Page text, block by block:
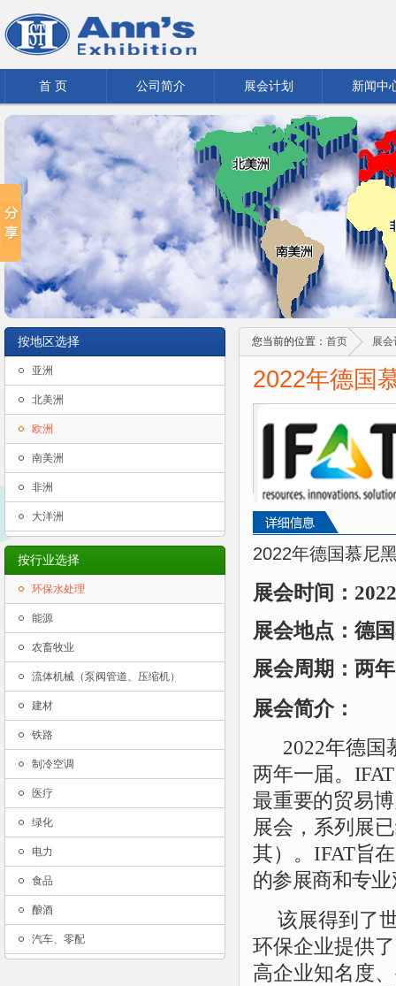
首 页 公司简介 展会计划 新闻中
按地区选择
亚洲
北美洲
欧洲
南美洲
非洲
大洋洲
按行业选择
环保水处理
能源
农畜牧业
流体机械（泵阀管道、压缩机）
建材
铁路
制冷空调
医疗
绿化
电力
食品
酿酒
汽车、零配
您当前的位置： 首页 展会
2022年德国
2022年德国慕尼
展会时间：
展会地点：德国
展会周期：两
展会简介：
2022年德国
两年一届。 IFAT
最重要的贸易
展会，系列展
其）。IFAT旨
的参展商和专
该展得到了
环保企业提供
高企业知名度